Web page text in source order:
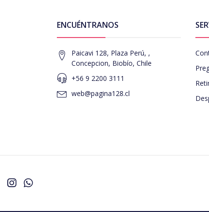
ENCUÉNTRANOS
Paicavi 128, Plaza Perú, ,
Concepcion, Biobío, Chile
+56 9 2200 3111
web@pagina128.cl